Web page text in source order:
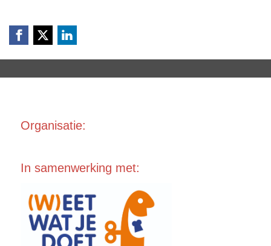
Organisatie:
In samenwerking met: